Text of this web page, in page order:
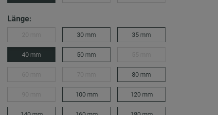
Länge:
30 mm 35 mm
40 mm 50 mm
80 mm
100 mm 120 mm